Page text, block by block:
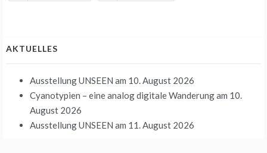
AKTUELLES
Ausstellung UNSEEN am 10. August 2026
Cyanotypien – eine analog digitale Wanderungam 10.
August 2026
Ausstellung UNSEEN am 11. August 2026